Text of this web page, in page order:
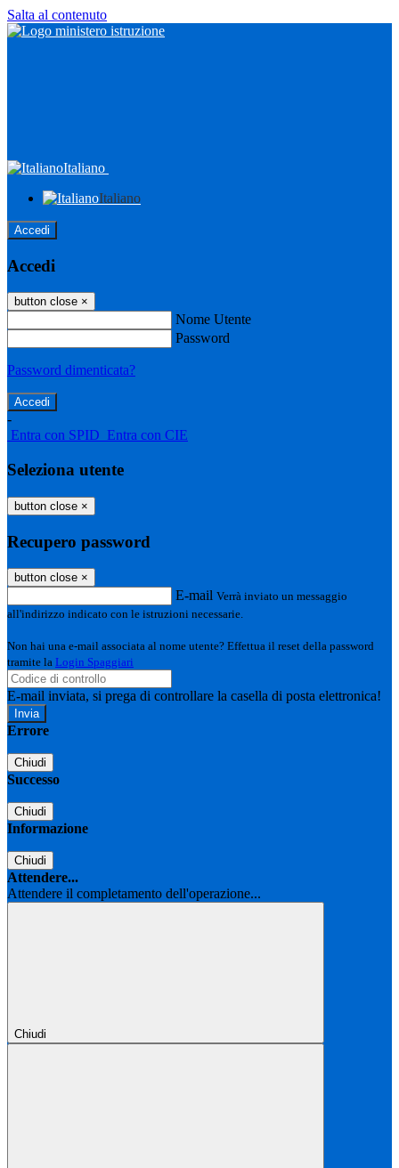
Salta al contenuto
Italiano
Italiano
Accedi
Accedi
button close ×
Nome Utente
Password
Password dimenticata?
-
Entra con SPID Entra con CIE
Seleziona utente
button close ×
Recupero password
button close ×
E-mail Verrà inviato un messaggio
all'indirizzo indicato con le istruzioni necessarie.
Non hai una e-mail associata al nome utente? Effettua il reset della password
tramite la Login Spaggiari
E-mail inviata, si prega di controllare la casella di posta elettronica!
Errore
Chiudi
Successo
Chiudi
Informazione
Chiudi
Attendere...
Attendere il completamento dell'operazione...
Chiudi